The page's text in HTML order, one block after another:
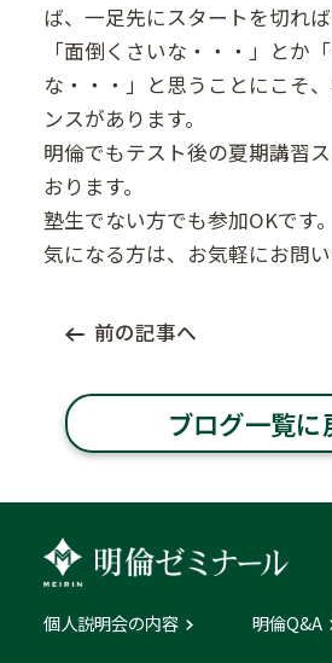
ば、一足先にスタートを切れば
「面倒くさいな・・・」とか
な・・・」と思うことにこそ
ンスがあります。
明倫でもテスト後の夏期講習
おります。
塾生でない方でも参加OKです。
気になる方は、お気軽にお問い
前の記事へ
ブログ一覧に
個人説明会の内容 明倫Q&A